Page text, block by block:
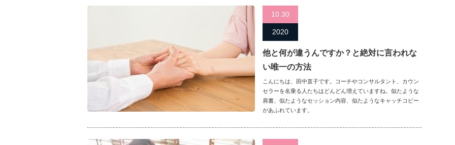
10.30
2020
他と何が違うんですか？と絶対に言われな
い唯一の方法
こんにちは、田中直子です。コーチやコンサルタント、カウン
セラーを名乗る人たちはどんどん増えていますね。似たような
肩書、似たようなセッション内容、似たようなキャッチコピー
があふれています。